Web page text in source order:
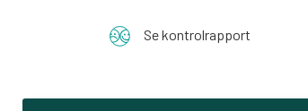
Se kontrolrapport